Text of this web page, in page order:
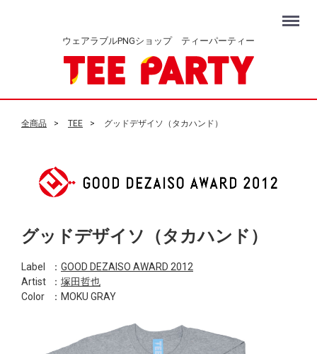
ウェアラブルPNGショップ ティーパーティー
Menu
全商品 TEE グッドデザイソ（タカハンド）
グッドデザイソ（タカハンド）
Label ： GOOD DEZAISO AWARD 2012
Artist
： 塚田哲也
Color
：MOKU GRAY